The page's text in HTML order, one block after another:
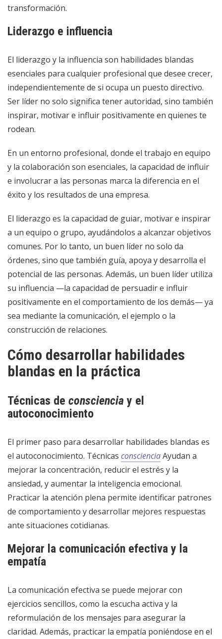
transformación.
Liderazgo e influencia
El liderazgo y la influencia son habilidades blandas
esenciales para cualquier profesional que desee crecer,
independientemente de si ocupa un puesto directivo.
Ser líder no solo significa tener autoridad, sino también
inspirar, motivar e influir positivamente en quienes te
rodean.
En un entorno profesional, donde el trabajo en equipo
y la colaboración son esenciales, la capacidad de influir
e involucrar a las personas marca la diferencia en el
éxito y los resultados de una empresa.
El liderazgo es la capacidad de guiar, motivar e inspirar
a un equipo o grupo, ayudándolos a alcanzar objetivos
comunes. Por lo tanto, un buen líder no solo da
órdenes, sino que también guía, apoya y desarrolla el
potencial de las personas. Además, un buen líder utiliza
su influencia —la capacidad de persuadir e influir
positivamente en el comportamiento de los demás— ya
sea mediante la comunicación, el ejemplo o la
construcción de relaciones.
Cómo desarrollar habilidades
blandas en la práctica
Técnicas de consciencia y el
autoconocimiento
El primer paso para desarrollar habilidades blandas es
el autoconocimiento. Técnicas conscienciaAyudan a
mejorar la concentración, reducir el estrés y la
ansiedad, y aumentar la inteligencia emocional.
Practicar la atención plena permite identificar patrones
de comportamiento y desarrollar mejores respuestas
ante situaciones cotidianas.
Mejorar la comunicación efectiva y la
empatía
La comunicación efectiva se puede mejorar con
ejercicios sencillos, como la escucha activa y la
reformulación de los mensajes para asegurar la
claridad. Además, practicar la empatía poniéndose en el